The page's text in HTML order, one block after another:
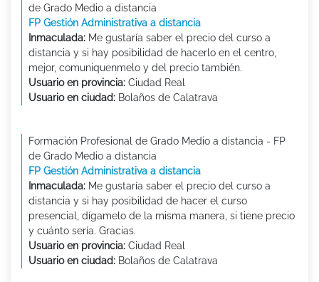
de Grado Medio a distancia
FP Gestión Administrativa a distancia
Inmaculada: Me gustaría saber el precio del curso a
distancia y si hay posibilidad de hacerlo en el centro,
mejor, comuniquenmelo y del precio también.
Usuario en provincia: Ciudad Real
Usuario en ciudad: Bolaños de Calatrava
Formación Profesional de Grado Medio a distancia - FP
de Grado Medio a distancia
FP Gestión Administrativa a distancia
Inmaculada: Me gustaría saber el precio del curso a
distancia y si hay posibilidad de hacer el curso
presencial, dígamelo de la misma manera, si tiene precio
y cuánto sería. Gracias.
Usuario en provincia: Ciudad Real
Usuario en ciudad: Bolaños de Calatrava